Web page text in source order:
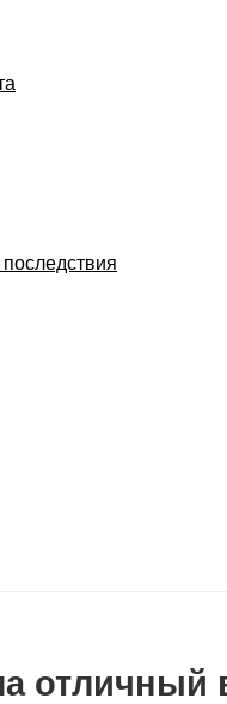
отличный